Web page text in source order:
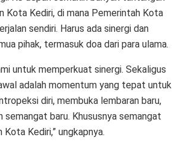
Kota Kediri, di mana Pemerintah Kota
sendiri. Harus ada sinergi dan
pihak, termasuk doa dari para ulama.
untuk memperkuat sinergi. Sekaligus
adalah momentum yang tepat untuk
diri, membuka lembaran baru,
semangat baru. Khususnya semangat
Kediri,” ungkapnya.